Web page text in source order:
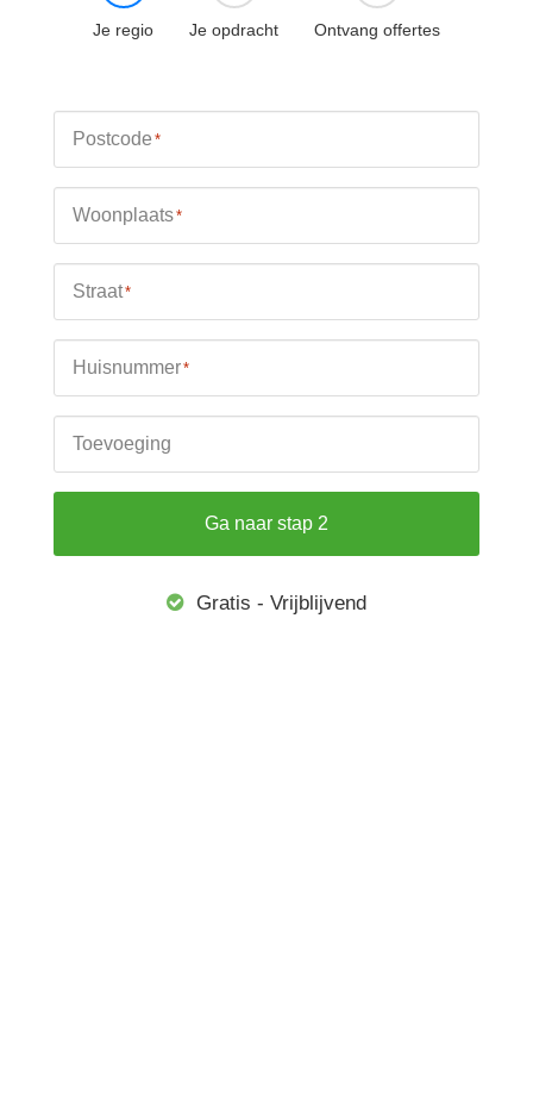
Je regio Je opdracht Ontvang offertes
Postcode *
Woonplaats*
Straat*
Huisnummer*
Toevoeging
Ga naar stap 2
Gratis - Vrijblijvend